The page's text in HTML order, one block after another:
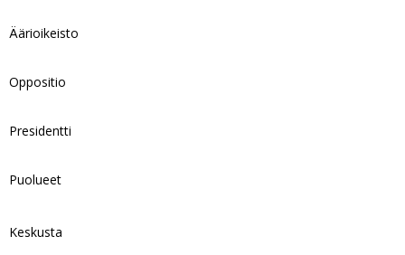
Äärioikeisto
Oppositio
Presidentti
Puolueet
Keskusta